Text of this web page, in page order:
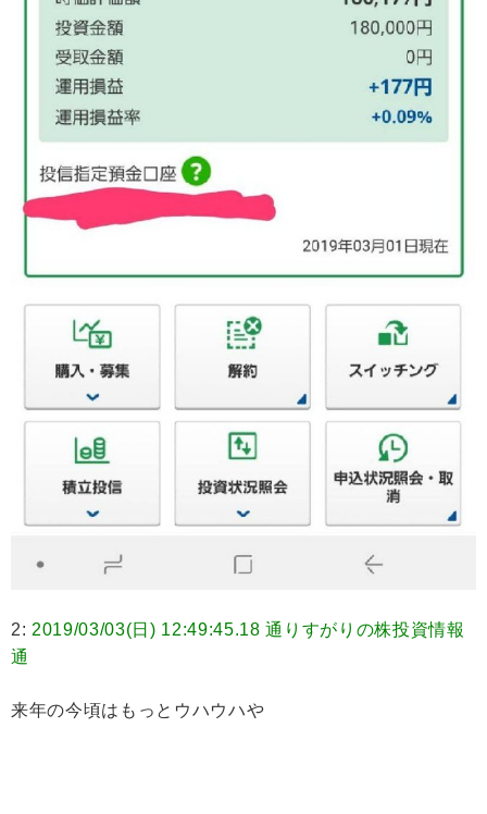
2: 2019/03/03(日) 12:49:45.18 通りすがりの株投資情報
通
来年の今頃はもっとウハウハや